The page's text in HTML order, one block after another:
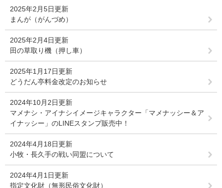
2025年2月5日更新
まんが（がんづめ）
2025年2月4日更新
田の草取り機（押し車）
2025年1月17日更新
どうだん亭料金改定のお知らせ
2024年10月2日更新
マメナシ・アイナシイメージキャラクター「マメナッシー＆ア
イナッシー」のLINEスタンプ販売中！
2024年4月18日更新
小牧・長久手の戦い同盟について
2024年4月1日更新
指定文化財（無形民俗文化財）